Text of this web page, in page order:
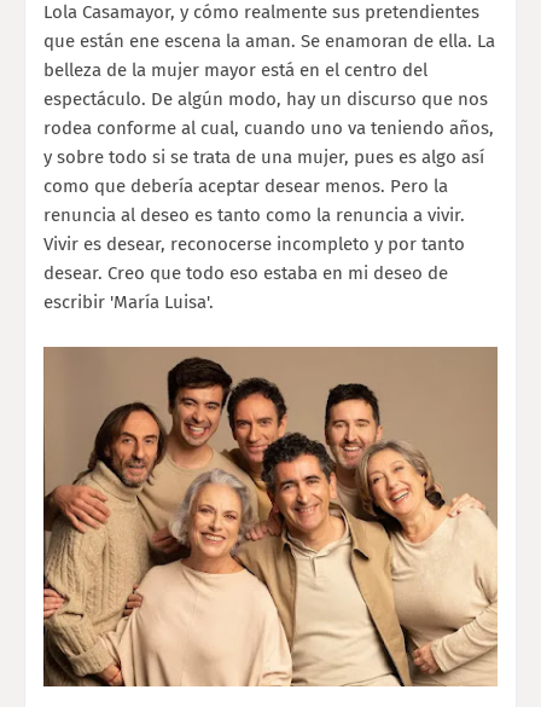
Lola Casamayor, y cómo realmente sus pretendientes
que están ene escena la aman. Se enamoran de ella. La
belleza de la mujer mayor está en el centro del
espectáculo. De algún modo, hay un discurso que nos
rodea conforme al cual, cuando uno va teniendo años,
y sobre todo si se trata de una mujer, pues es algo así
como que debería aceptar desear menos. Pero la
renuncia al deseo es tanto como la renuncia a vivir.
Vivir es desear, reconocerse incompleto y por tanto
desear. Creo que todo eso estaba en mi deseo de
escribir 'María Luisa'.